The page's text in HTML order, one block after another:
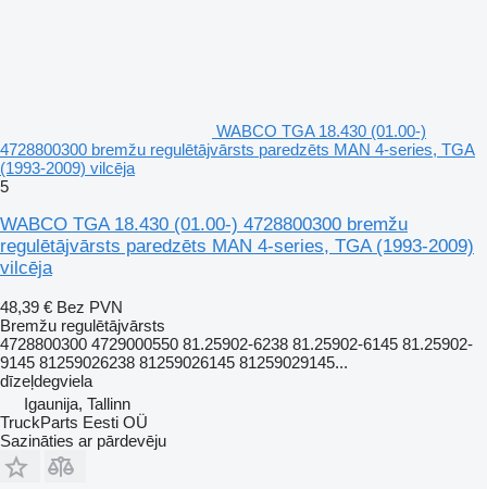
WABCO TGA 18.430 (01.00-)
4728800300 bremžu regulētājvārsts paredzēts MAN 4-series, TGA
(1993-2009) vilcēja
5
WABCO TGA 18.430 (01.00-) 4728800300 bremžu
regulētājvārsts paredzēts MAN 4-series, TGA (1993-2009)
vilcēja
48,39 € Bez PVN
Bremžu regulētājvārsts
4728800300 4729000550 81.25902-6238 81.25902-6145 81.25902-
9145 81259026238 81259026145 81259029145...
dīzeļdegviela
Igaunija, Tallinn
TruckParts Eesti OÜ
Sazināties ar pārdevēju